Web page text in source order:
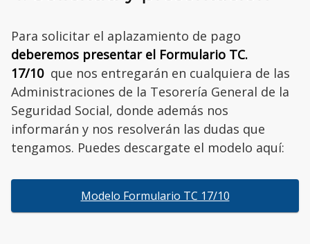
Para solicitar el aplazamiento de pago
deberemos presentar el Formulario TC.
17/10que nos entregarán en cualquiera de las
Administraciones de la Tesorería General de la
Seguridad Social, donde además nos
informarán y nos resolverán las dudas que
tengamos. Puedes descargate el modelo aquí:
Modelo Formulario TC 17/10